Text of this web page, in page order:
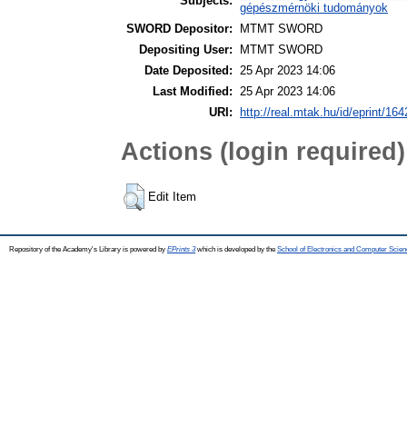
gépészmérnöki tudományok
SWORD Depositor:
MTMT SWORD
Depositing User:
MTMT SWORD
Date Deposited:
25 Apr 2023 14:06
Last Modified:
25 Apr 2023 14:06
URI:
http://real.mtak.hu/id/eprint/
Actions (login required)
Edit Item
Repository of the Academy's Library is powered by EPrints 3which is developed by the School of Electronics and Computer